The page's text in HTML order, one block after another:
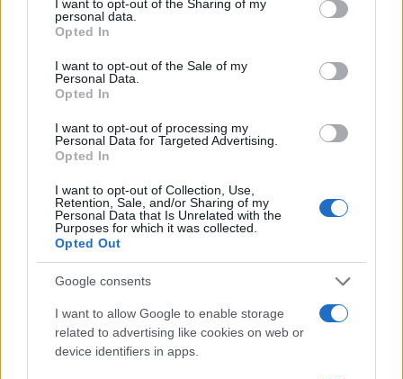
not limited to your visit or usage behaviour. You may click to
grant or deny consent to Google and its third-party tags to
use your data for below specified purposes in below Google
consent section.
I want to opt-out of the Sharing of my
personal data.
Opted In
I want to opt-out of the Sale of my
Personal Data.
Opted In
I want to opt-out of processing my
Personal Data for Targeted Advertising.
Opted In
I want to opt-out of Collection, Use,
Retention, Sale, and/or Sharing of my
Personal Data that Is Unrelated with the
Purposes for which it was collected.
Opted Out
Google consents
I want to allow Google to enable storage
related to advertising like cookies on web or
device identifiers in apps.
ageing: invecchiare bene attraverso interventi
preventivi, progressivi e rispettosi della fisiologia
cutanea. Guardando al traguardo del
cinquantesimo anniversario nel 2028, l’eredità di
estetica tramite la scienza rigenerativa restituendo
alla pelle non solo un aspetto migliore oggi ma
anche opportunità reali per la sua
domani.
AUTORE
Matteo Pellegrino
Matteo Pellegrino ha organizzato una sfilata
pop-up nei vicoli del Quartieri Spagnoli per